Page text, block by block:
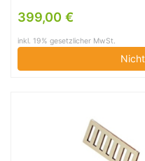
groß – Lehrgrafik inkl.
399,00 €
inkl. 19% gesetzlicher MwSt.